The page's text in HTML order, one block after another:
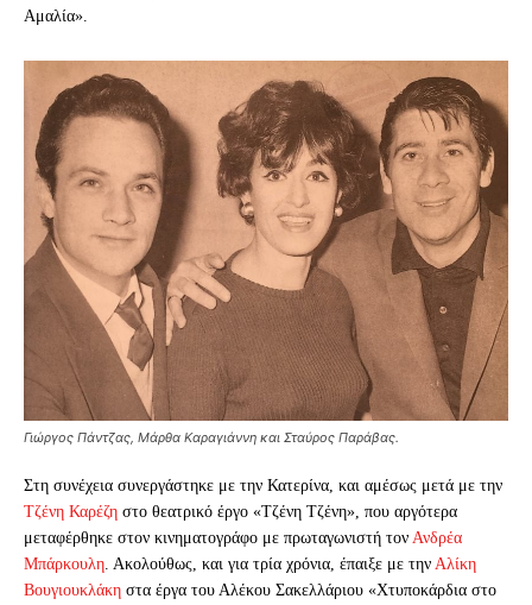
Αμαλία».
Γιώργος Πάντζας, Μάρθα Καραγιάννη και Σταύρος Παράβας.
Στη συνέχεια συνεργάστηκε με την Κατερίνα, και αμέσως μετά με την
Τζένη Καρέζη στο θεατρικό έργο «Τζένη Τζένη», που αργότερα
μεταφέρθηκε στον κινηματογράφο με πρωταγωνιστή τον Ανδρέα
Μπάρκουλη . Ακολούθως, και για τρία χρόνια, έπαιξε με την Αλίκη
Βουγιουκλάκη στα έργα του Αλέκου Σακελλάριου «Χτυποκάρδια στο